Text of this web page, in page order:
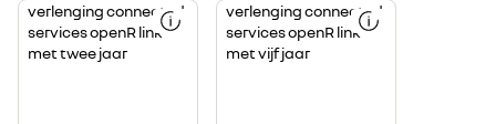
verlenging connected
services openR link
met twee jaar
verlenging connected
services openR link
met vijf jaar